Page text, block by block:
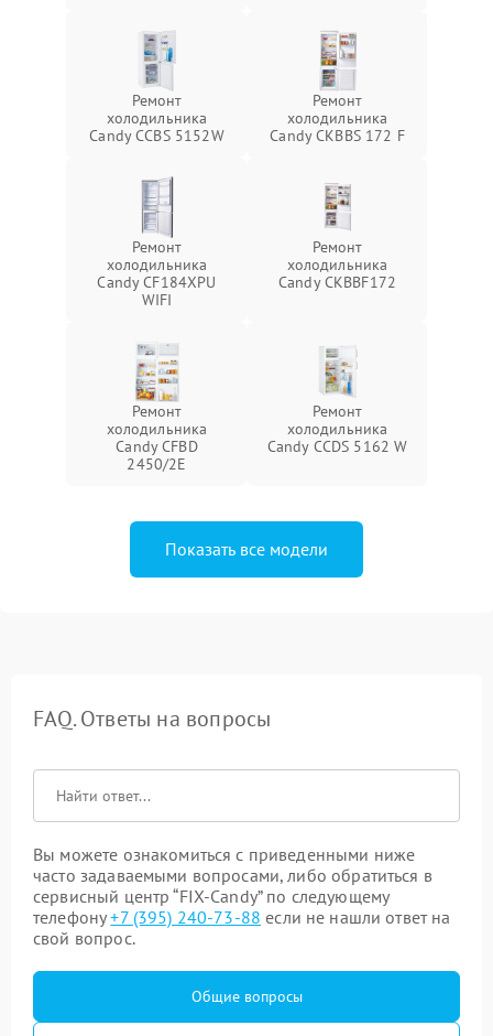
Ремонт
холодильника
Candy CCBS 5152W
Ремонт
холодильника
Candy CKBBS 172 F
Ремонт
холодильника
Candy CF184XPU
WIFI
Ремонт
холодильника
Candy CKBBF172
Ремонт
холодильника
Candy CFBD
2450/2E
Ремонт
холодильника
Candy CCDS 5162 W
Показать все модели
FAQ. Ответы на вопросы
Вы можете ознакомиться с приведенными ниже
часто задаваемыми вопросами, либо обратиться в
сервисный центр “FIX-Candy” по следующему
телефону+7 (395) 240-73-88 если не нашли ответ на
свой вопрос.
Общие вопросы